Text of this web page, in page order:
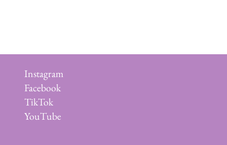
Instagram
Facebook
TikTok
YouTube